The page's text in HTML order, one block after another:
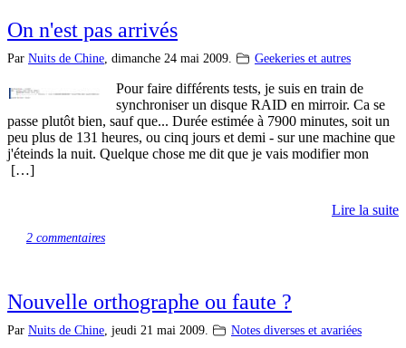
On n'est pas arrivés
Par Nuits de Chine, dimanche 24 mai 2009. Geekeries et autres
Pour faire différents tests, je suis en train de
synchroniser un disque RAID en mirroir. Ca se
passe plutôt bien, sauf que... Durée estimée à 7900 minutes, soit un
peu plus de 131 heures, ou cinq jours et demi - sur une machine que
j'éteinds la nuit. Quelque chose me dit que je vais modifier mon
[…]
Lire la suite
2 commentaires
Nouvelle orthographe ou faute ?
Par Nuits de Chine, jeudi 21 mai 2009. Notes diverses et avariées